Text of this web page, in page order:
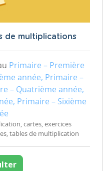
de multiplications
Primaire – Première
année, Primaire –
– Quatrième année,
Primaire – Sixième
cartes, exercices
tables de multiplication